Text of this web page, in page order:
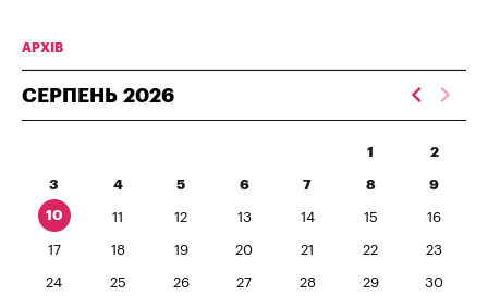
АРХІВ
СЕРПЕНЬ 2026
1 2
3 4 5 6 7 8 9
10 11 12 13 14 15 16
17 18 19 20 21 22 23
24 25 26 27 28 29 30